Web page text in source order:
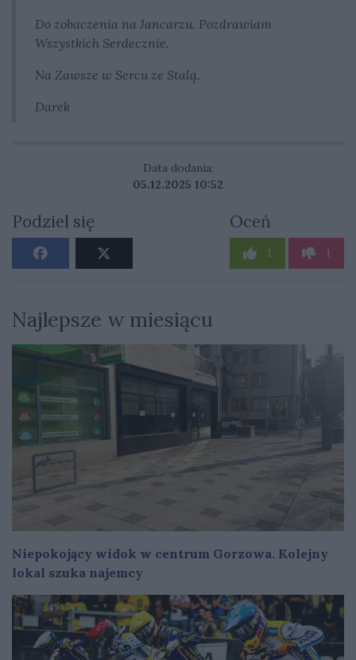
Do zobaczenia na Jancarzu. Pozdrawiam
Wszystkich Serdecznie.
Na Zawsze w Sercu ze Stalą.
Darek
Data dodania:
05.12.2025 10:52
Podziel się Oceń
1 1
Najlepsze w miesiącu
Niepokojący widok w centrum Gorzowa. Kolejny
lokal szuka najemcy